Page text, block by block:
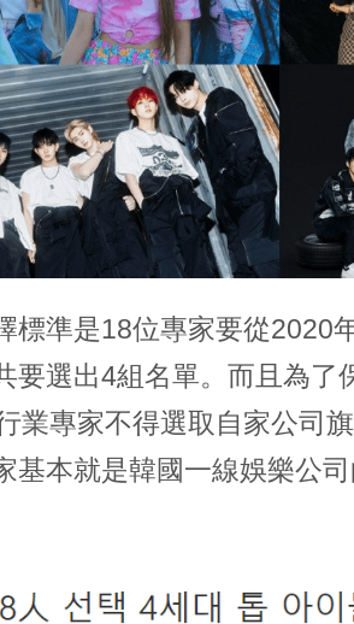
標準是18位專家要從2020
要選出4組名單。而且為了
業專家不得選取自家公司
基本就是韓國一線娛樂公